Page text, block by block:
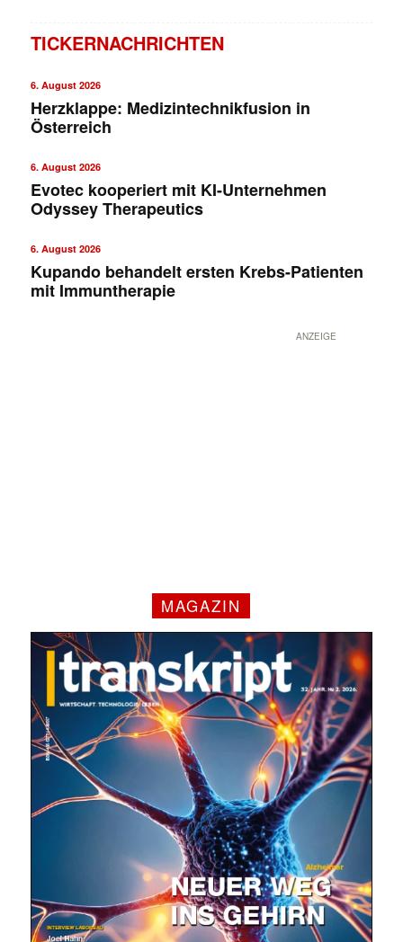
TICKERNACHRICHTEN
6. August 2026
Herzklappe: Medizintechnikfusion in
Österreich
6. August 2026
Evotec kooperiert mit KI-Unternehmen
Odyssey Therapeutics
6. August 2026
Kupando behandelt ersten Krebs-Patienten
mit Immuntherapie
ANZEIGE
MAGAZIN